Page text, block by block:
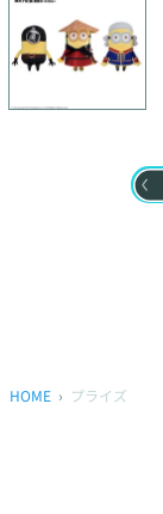
HOME プライズ